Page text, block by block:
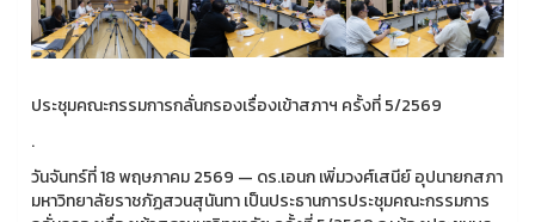
ประชุมคณะกรรมการกลั่นกรองเรื่องเข้าสภาฯ ครั้งที่ 5/2569
.
วันจันทร์ที่ 18 พฤษภาคม 2569 — ดร.เอนก เพิ่มวงศ์เสนีย์ อุปนายกสภา
มหาวิทยาลัยราชภัฏสวนสุนันทา เป็นประธานการประชุมคณะกรรมการ